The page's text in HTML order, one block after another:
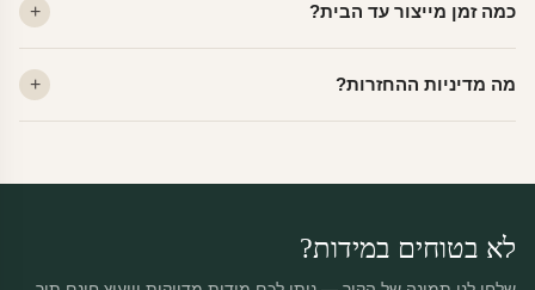
מתאים לקיר מטויח, גבס, קרמיקה וזכוכית.
כמה זמן מייצור עד הבית?
יוצאות באותו יום.
מה מדיניות ההחזרות?
לא בטוחים במידות?